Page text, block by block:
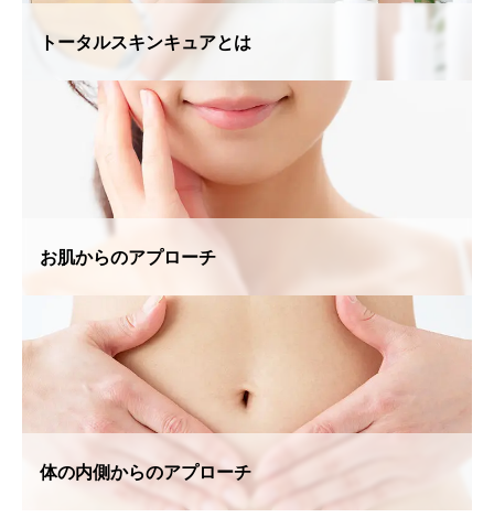
トータルスキンキュアとは
お肌からのアプローチ
体の内側からのアプローチ